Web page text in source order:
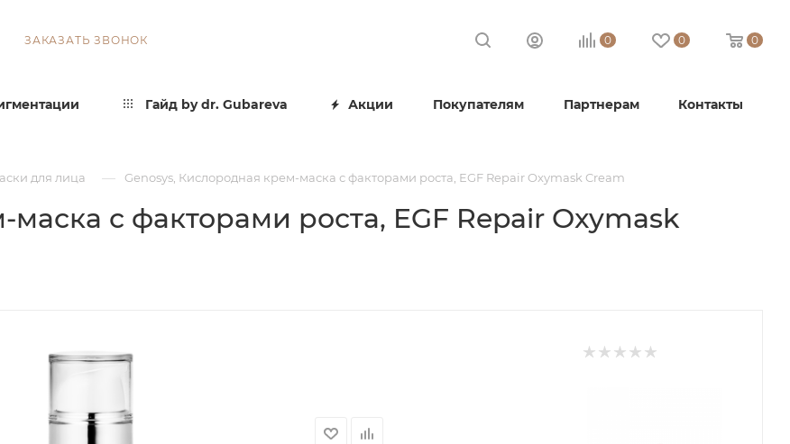
ЗАКАЗАТЬ ЗВОНОК 0 0 0
Гайд by dr. Gubareva Акции Покупателям Партнерам Контакты
для лица — Genosys, Кислородная крем-маска с факторами роста, EGF Repair Oxymask Cream
с факторами роста, EGF Repair Oxymask